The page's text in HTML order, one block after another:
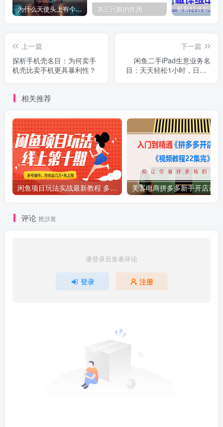
为什么天使头上有个圈？ 第三只眼的作用
上一篇
探析手机壳名目：为何卖手
机壳比卖手机更具暴利性？
下一篇
闲鱼二手iPad生意业务名
目：天天轻松1小时，日入1
相关推荐
闲鱼项目玩法实战最新教程 多号批量操作 一个月收益几万
评论 抢沙发
请登录后发表评论
登录 注册